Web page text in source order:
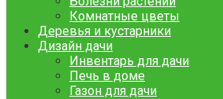
Комнатные цветы
Деревья и кустарники
Дизайн дачи
Инвентарь для дачи
Печь в доме
Газон для дачи